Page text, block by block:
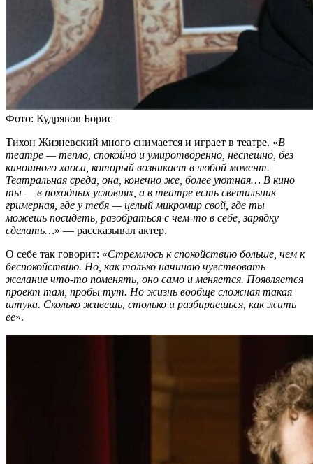
Фото: Кудрявов Борис
Тихон Жизневский много снимается и играет в театре. «В
театре — тепло, спокойно и умиротворенно, неспешно, без
киношного хаоса, который возникает в любой момент.
Театральная среда, она, конечно же, более уютная… В кино
ты — в походных условиях, а в театре есть светильник
гримерная, где у тебя — целый микромир свой, где ты
можешь посидеть, разобраться с чем-то в себе, зарядку
сделать…» — рассказывал актер.
О себе так говорит: «Стремлюсь к спокойствию больше, чем к
беспокойствию. Но, как только начинаю чувствовать
желание что-то поменять, оно само и меняется. Появляется
проект там, пробы тут. Но жизнь вообще сложная такая
штука. Сколько живешь, столько и разбираешься, как жить
ее».